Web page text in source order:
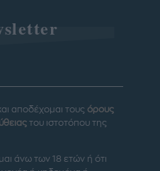
αποδέχομαι τους όρους
του ιστοτόπου της
άνω των 18 ετών ή ότι